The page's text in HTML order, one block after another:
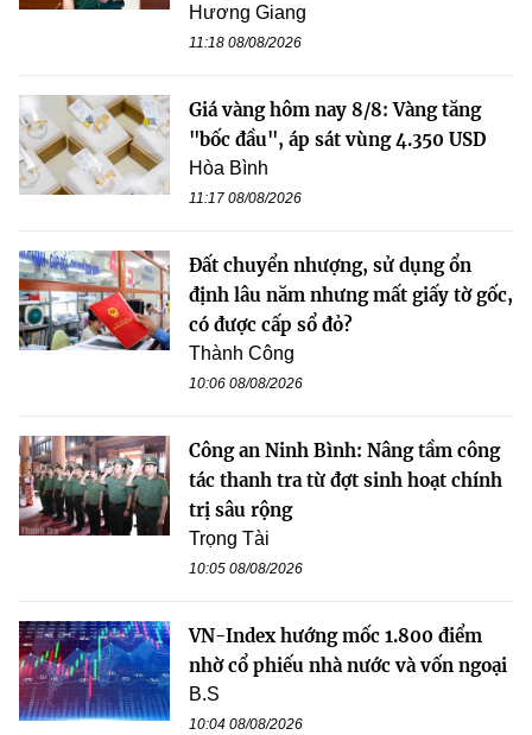
Hương Giang
11:18 08/08/2026
Giá vàng hôm nay 8/8: Vàng tăng
"bốc đầu", áp sát vùng 4.350 USD
Hòa Bình
11:17 08/08/2026
Đất chuyển nhượng, sử dụng ổn
định lâu năm nhưng mất giấy tờ gốc,
có được cấp sổ đỏ?
Thành Công
10:06 08/08/2026
Công an Ninh Bình: Nâng tầm công
tác thanh tra từ đợt sinh hoạt chính
trị sâu rộng
Trọng Tài
10:05 08/08/2026
VN-Index hướng mốc 1.800 điểm
nhờ cổ phiếu nhà nước và vốn ngoại
B.S
10:04 08/08/2026